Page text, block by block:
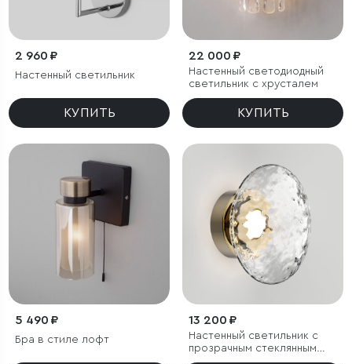
2 960 ₽
Настенный светильник
КУПИТЬ
22 000 ₽
Настенный светодиодный
светильник с хрусталем
КУПИТЬ
5 490 ₽
Бра в стиле лофт
13 200 ₽
Настенный светильник с
прозрачным стеклянным
плафоном